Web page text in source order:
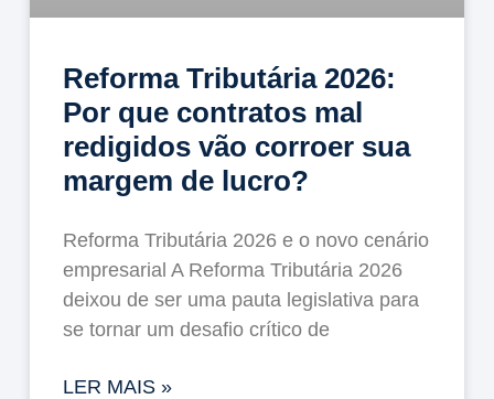
Reforma Tributária 2026:
Por que contratos mal
redigidos vão corroer sua
margem de lucro?
Reforma Tributária 2026 e o novo cenário
empresarial A Reforma Tributária 2026
deixou de ser uma pauta legislativa para
se tornar um desafio crítico de
LER MAIS »